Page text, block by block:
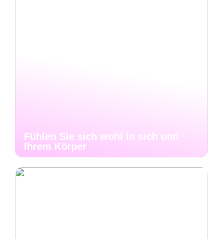
Fühlen Sie sich wohl in sich und
Ihrem Körper